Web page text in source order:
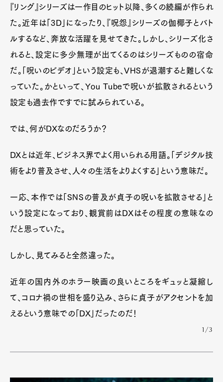
『リング』シリーズは一作目のヒット以降、多くの続編が作られ
た。近年は「3D」になったり、『呪怨』シリーズの伽椰子とバト
ルするなど、奔放な活躍を見せてきた。しかし、シリーズ化さ
れると、設定に多少無理が出てくるのはシリーズものの宿命
だ。「呪いのビデオ」という設定も、VHSが退潮すると難しくな
っていた。かといって、You Tubeで呪いが拡散されるという
設定も過去作ですでに試みられている。
では、何がDXなのだろうか？
DXとは近年、ビジネス界でよく用いられる用語。「デジタル技
術をより普及させ、人々の生活をよりよくする」という意味だ。
一応、本作では「SNSの普及が貞子の呪いを拡散させる」と
いう設定になっており、観賞前はDXはその程度の意味なの
だと思っていた。
しかし、見てみると全然違った。
近年の国内外のホラー映画の良いところをギュッと凝縮し
て、コロナ禍の世相を盛り込み、さらに貞子がアクセントを加
えるという意味での「DX」だったのだ！
1/3